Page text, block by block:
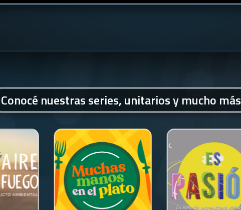
Conocé nuestras series, unitarios y mucho más